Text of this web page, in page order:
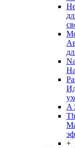
A
+